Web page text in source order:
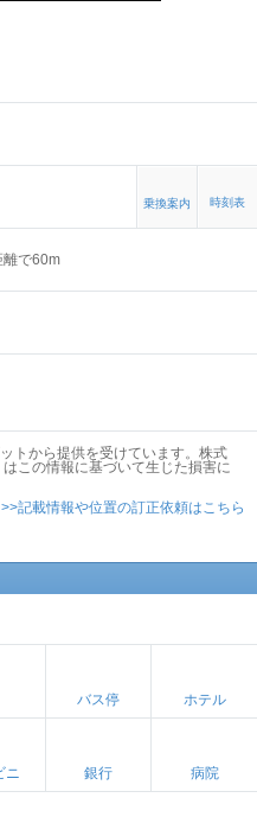
乗換案内 時刻表
離で60m
トから提供を受けています。株式
この情報に基づいて生じた損害に
>>記載情報や位置の訂正依頼はこちら
バス停 ホテル
ニ 銀行 病院